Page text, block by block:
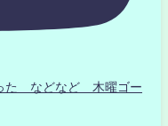
た などなど 木曜ゴー